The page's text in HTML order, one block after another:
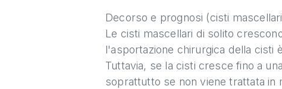
Decorso e prognosi (cisti
Le cisti mascellari di solito
l'asportazione chirurgica della cisti
Tuttavia, se la cisti cresce fino a
soprattutto se non viene trattata in